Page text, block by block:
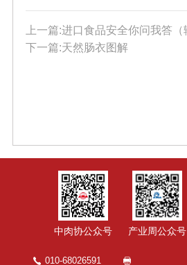
下一篇:天然肠衣图解
中肉协公众号 产业周公众号
010-68026591